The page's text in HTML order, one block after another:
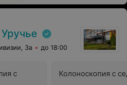
отношение к
труде.
3а до 18:00
с
Колоноскопия с